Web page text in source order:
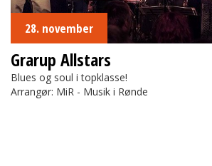
28. november
Grarup Allstars
Blues og soul i topklasse!
Arrangør: MiR - Musik i Rønde